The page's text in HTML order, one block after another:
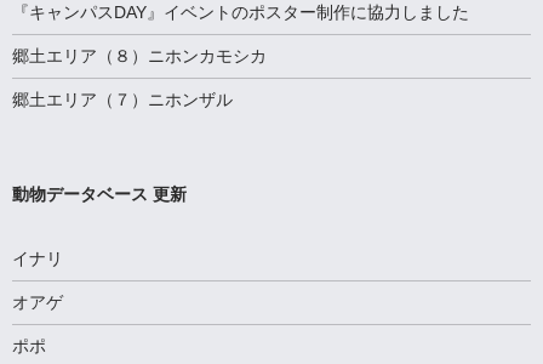
『キャンパスDAY』イベントのポスター制作に協力しました
郷土エリア（８）ニホンカモシカ
郷土エリア（７）ニホンザル
動物データベース 更新
イナリ
オアゲ
ポポ